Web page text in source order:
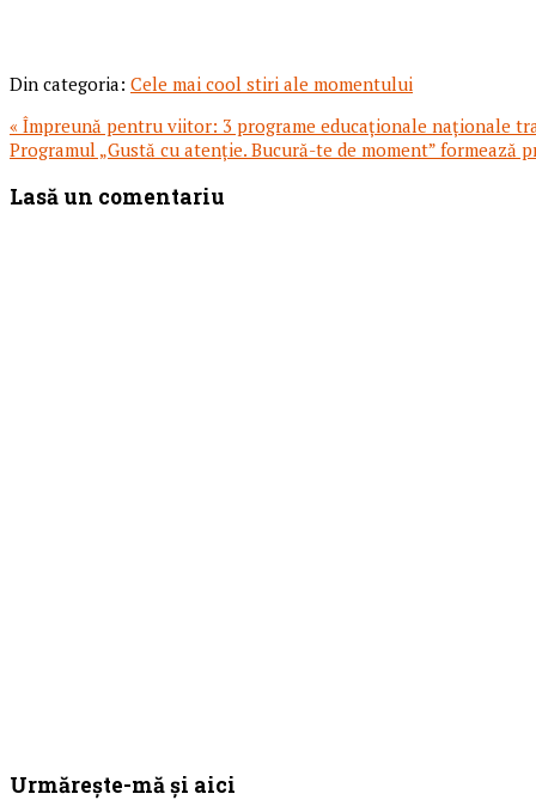
Din categoria: Cele mai cool stiri ale momentului
Articol
anterior:
« Împreună pentru viitor: 3 programe educaționale naționale
Articolul
Programul „Gustă cu atenție. Bucură-te de moment”
Reader
Interactions
Lasă un comentariu
Bara
Urmărește-mă și aici